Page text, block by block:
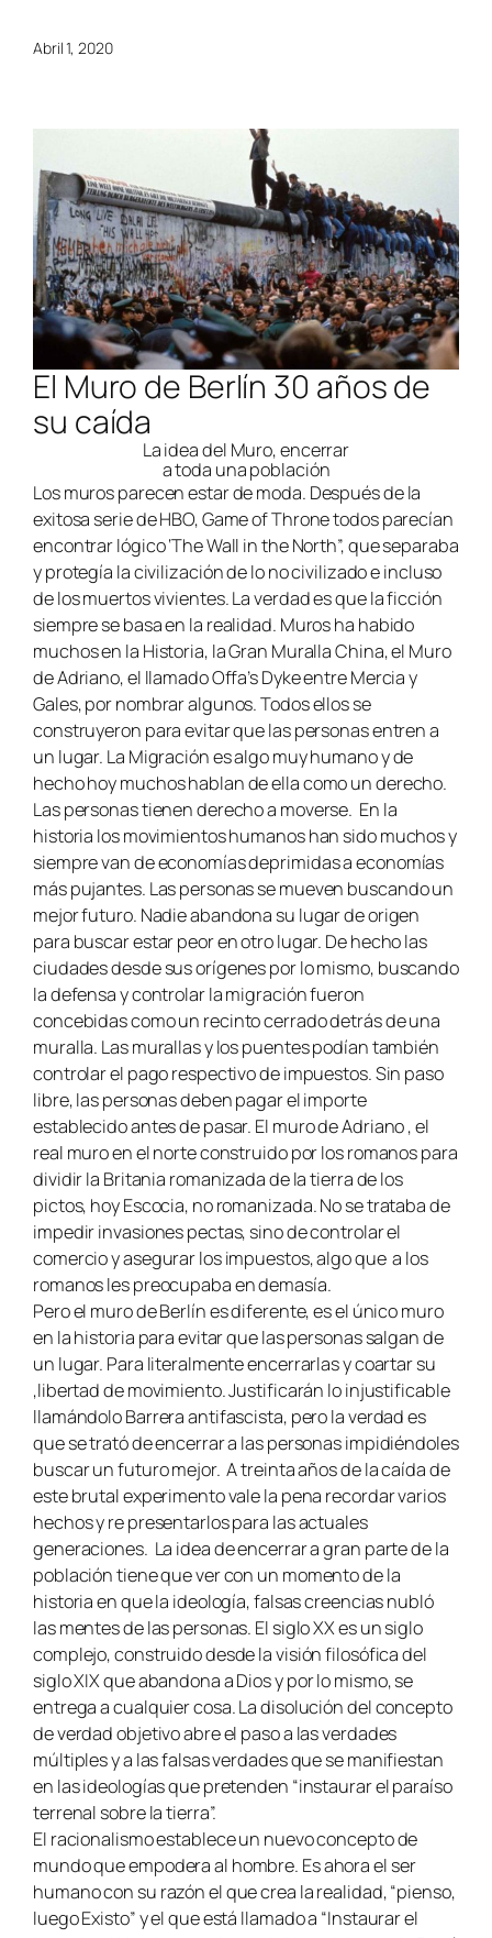
Abril 1, 2020
El Muro de Berlín 30 años de
su caída
La idea del Muro, encerrar
a toda una población
Los muros parecen estar de moda. Después de la
exitosa serie de HBO, Game of Throne todos parecían
encontrar lógico ‘The Wall in the North”, que separaba
y protegía la civilización de lo no civilizado e incluso
de los muertos vivientes. La verdad es que la ficción
siempre se basa en la realidad. Muros ha habido
muchos en la Historia, la Gran Muralla China, el Muro
de Adriano, el llamado Offa’s Dyke entre Mercia y
Gales, por nombrar algunos. Todos ellos se
construyeron para evitar que las personas entren a
un lugar. La Migración es algo muy humano y de
hecho hoy muchos hablan de ella como un derecho.
Las personas tienen derecho a moverse. En la
historia los movimientos humanos han sido muchos y
siempre van de economías deprimidas a economías
más pujantes. Las personas se mueven buscando un
mejor futuro. Nadie abandona su lugar de origen
para buscar estar peor en otro lugar. De hecho las
ciudades desde sus orígenes por lo mismo, buscando
la defensa y controlar la migración fueron
concebidas como un recinto cerrado detrás de una
muralla. Las murallas y los puentes podían también
controlar el pago respectivo de impuestos. Sin paso
libre, las personas deben pagar el importe
establecido antes de pasar. El muro de Adriano , el
real muro en el norte construido por los romanos para
dividir la Britania romanizada de la tierra de los
pictos, hoy Escocia, no romanizada. No se trataba de
impedir invasiones pectas, sino de controlar el
comercio y asegurar los impuestos, algo que a los
romanos les preocupaba en demasía.
Pero el muro de Berlín es diferente, es el único muro
en la historia para evitar que las personas salgan de
un lugar. Para literalmente encerrarlas y coartar su
,libertad de movimiento. Justificarán lo injustificable
llamándolo Barrera antifascista, pero la verdad es
que se trató de encerrar a las personas impidiéndoles
buscar un futuro mejor. A treinta años de la caída de
este brutal experimento vale la pena recordar varios
hechos y re presentarlos para las actuales
generaciones. La idea de encerrar a gran parte de la
población tiene que ver con un momento de la
historia en que la ideología, falsas creencias nubló
las mentes de las personas. El siglo XX es un siglo
complejo, construido desde la visión filosófica del
siglo XIX que abandona a Dios y por lo mismo, se
entrega a cualquier cosa. La disolución del concepto
de verdad objetivo abre el paso a las verdades
múltiples y a las falsas verdades que se manifiestan
en las ideologías que pretenden “instaurar el paraíso
terrenal sobre la tierra”.
El racionalismo establece un nuevo concepto de
mundo que empodera al hombre. Es ahora el ser
humano con su razón el que crea la realidad, “pienso,
luego Existo” y el que está llamado a “Instaurar el